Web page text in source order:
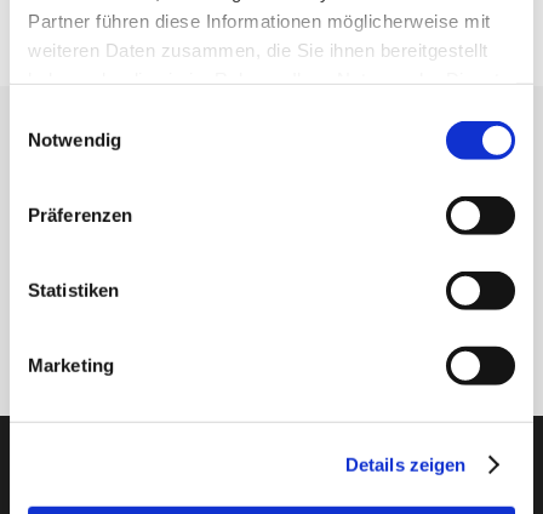
Partner führen diese Informationen möglicherweise mit
weiteren Daten zusammen, die Sie ihnen bereitgestellt
Notwendig
Präferenzen
Statistiken
Marketing
Details zeigen
1.500,00
Erhalten Sie unseren Newsletter
Lager & Transmissionen